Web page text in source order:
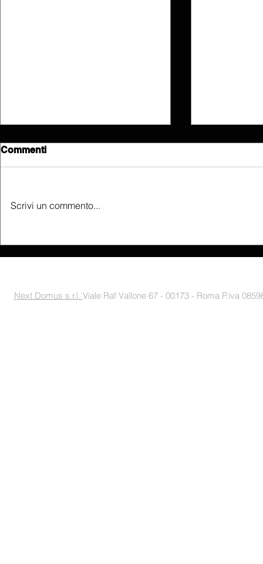
Commenti
Scrivi un commento...
Next Domus s.r.l. Viale Raf Vallone 67 - 00173 - Roma P.iva